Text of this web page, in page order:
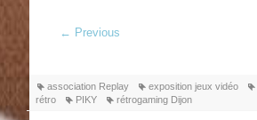
← Previous
association Replay exposition jeux vidéo
rétro
PIKY rétrogaming Dijon